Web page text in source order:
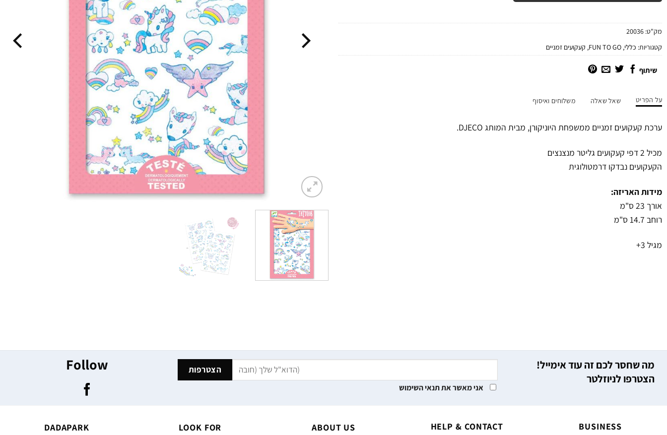
מק"ט: 20036
קטגוריות: כללי,
FUN TO GO
, קעקועים זמניים
שיתוף
על הפריט שאל שאלה משלוחים ואיסוף
ערכת קעקועים זמניים ממשפחת היוניקורן, מבית המותג DJECO.
מכיל 2 דפי קעקועים גליטר מנצנצים
הקעקועים נבדקו דרמטולוגית
מידות האריזה:
אורך 23 ס"מ
רוחב 14.7 ס"מ
מגיל 3+
מה שחסר לכם זה עוד אימייל!
הצטרפו לניוזלטר
אני מאשר את תנאי השימוש
Follow
BUSINESS
HELP & CONTACT
ABOUT US
LOOK FOR
DADAPARK